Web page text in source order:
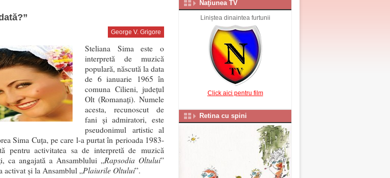
George V. Grigore
Steliana Sima este o
interpretă de muzică
populară, născută la data
de 6 ianuarie 1965 în
comuna Cilieni, județul
Olt (Romanați). Numele
acesta, recunoscut de
fani și admiratori, este
pseudonimul artistic al
Sima Cuța, pe care l-a purtat în perioada 1983-
pentru activitatea sa de interpretă de muzică
ca angajată a Ansamblului „Rapsodia Oltului”
activat și la Ansamblul „Plaiurile Oltului”.
Naţiunea TV
Liniștea dinaintea furtunii
Click aici pentru film
Retina cu spini